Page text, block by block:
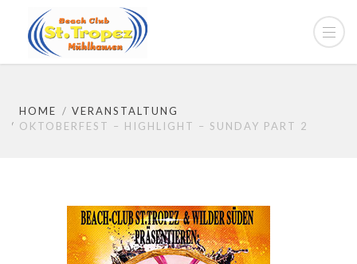
HOME
VERANSTALTUNG
OKTOBERFEST – HIGHLIGHT – SUNDAY PART 2